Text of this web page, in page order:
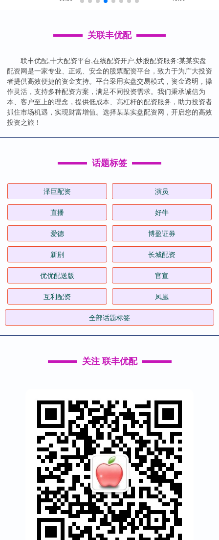
关联丰优配
联丰优配,十大配资平台,在线配资开户,炒股配资服务:某某实盘
配资网是一家专业、正规、安全的股票配资平台，致力于为广大投资
者提供高效便捷的资金支持。平台采用实盘交易模式，资金透明，操
作灵活，支持多种配资方案，满足不同投资需求。我们秉承诚信为
本、客户至上的理念，提供低成本、高杠杆的配资服务，助力投资者
抓住市场机遇，实现财富增值。选择某某实盘配资网，开启您的高效
投资之旅！
话题标签
泽巨配资 演员
直播 好牛
爱德 博盈证券
新剧 长城配资
优优配送版 官宣
互利配资 凤凰
全部话题标签
关注 联丰优配